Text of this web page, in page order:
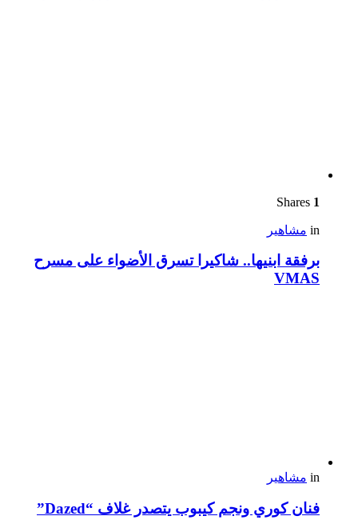
1
in مشاهير
برفقة ابنيها.. شاكيرا تسرق الأضواء على مسرح
VMAS
in مشاهير
فنان كوري ونجم كيبوب يتصدر غلاف “Dazed”